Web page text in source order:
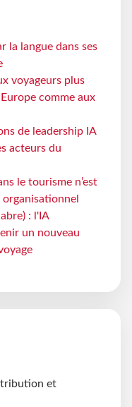
la langue dans ses
voyageurs plus
comme aux
de leadership IA
acteurs du
le tourisme n’est
: l'IA
un nouveau
et